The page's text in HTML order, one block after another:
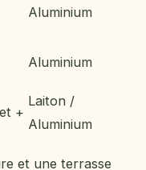
Aluminium
Aluminium
+
Laiton /
Aluminium
et une terrasse